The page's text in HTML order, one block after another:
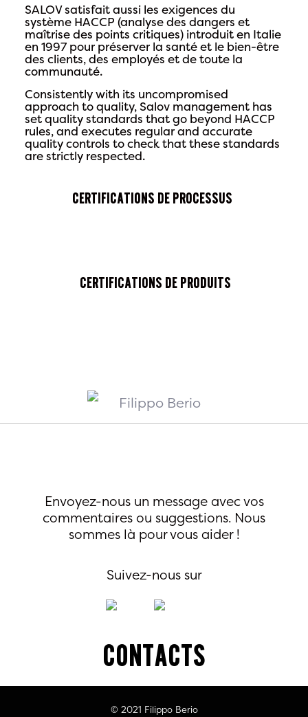
SALOV satisfait aussi les exigences du
système HACCP (analyse des dangers et
maîtrise des points critiques) introduit en Italie
en 1997 pour préserver la santé et le bien-être
des clients, des employés et de toute la
communauté.
Consistently with its uncompromised
approach to quality, Salov management has
set quality standards that go beyond HACCP
rules, and executes regular and accurate
quality controls to check that these standards
are strictly respected.
Certifications de processus
Certifications de produits
Envoyez-nous un message avec vos
commentaires ou suggestions. Nous
sommes là pour vous aider !
Suivez-nous sur
Contacts
© 2021 Filippo Berio